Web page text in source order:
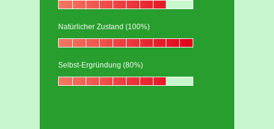
Natürlicher Zustand (100%)
Selbst-Ergründung (80%)